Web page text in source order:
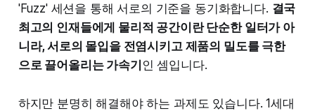
'Fuzz' 세션을 통해 서로의 기준을 동기화합니다. 결국
최고의 인재들에게 물리적 공간이란 단순한 일터가 아
니라, 서로의 몰입을 전염시키고 제품의 밀도를 극한
으로 끌어올리는 가속기 인 셈입니다.
하지만 분명히 해결해야 하는 과제도 있습니다. 1세대